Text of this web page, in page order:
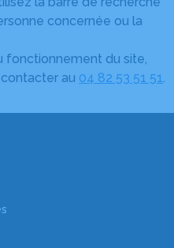
concernée ou la
fonctionnement du site,
au 04 82 53 51 51.